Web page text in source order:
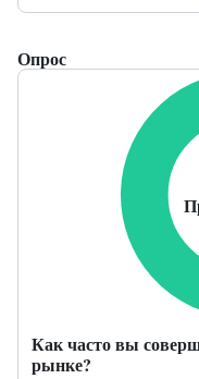
Опрос
Как часто вы
рынке?